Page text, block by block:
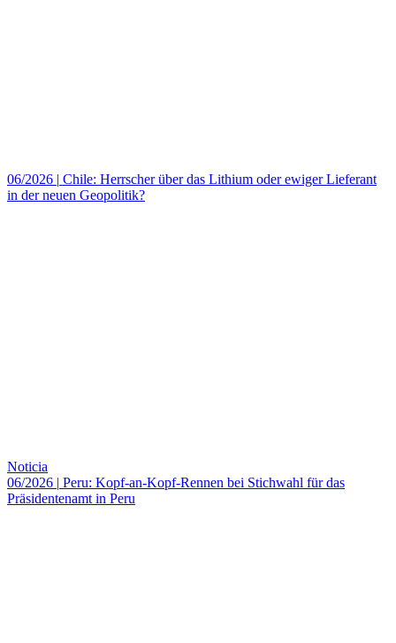
06/2026 | Chile: Herrscher über das Lithium oder ewiger Lieferant
in der neuen Geopolitik?
Noticia
06/2026 | Peru: Kopf-an-Kopf-Rennen bei Stichwahl für das
Präsidentenamt in Peru